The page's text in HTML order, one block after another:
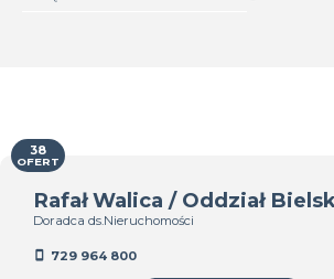
Rafał Walica / Oddział
Doradca ds.Nieruchomości
729 964 800
38
OFERT